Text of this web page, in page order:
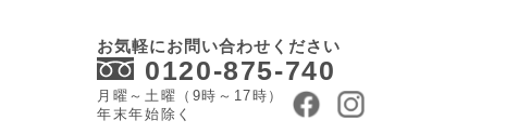
お気軽にお問い合わせください
0120-875-740
月曜～土曜（9時～17時）
年末年始除く